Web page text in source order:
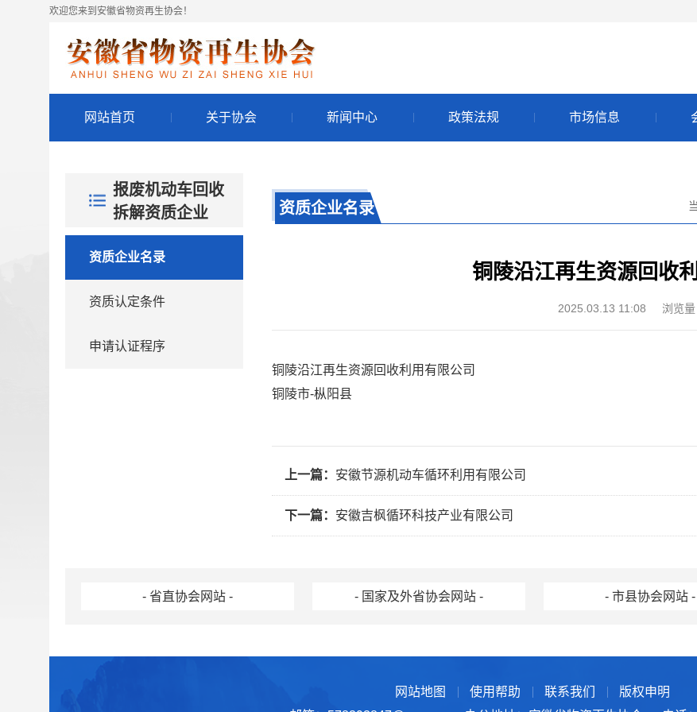
欢迎您来到安徽省物资再生协会！
网站首页 关于协会 新闻中心 政策法规 市场信息
报废机动车回收
拆解资质企业
资质企业名录
资质认定条件
申请认证程序
资质企业名录
铜陵沿江再生资源回收
2025.03.13 11:08 浏览
铜陵沿江再生资源回收利用有限公司
铜陵市-枞阳县
上一篇： 安徽节源机动车循环利用有限公司
下一篇： 安徽吉枫循环科技产业有限公司
- 省直协会网站 - - 国家及外省协会网站 - - 市县协会网站 -
网站地图 使用帮助 联系我们
版权申明